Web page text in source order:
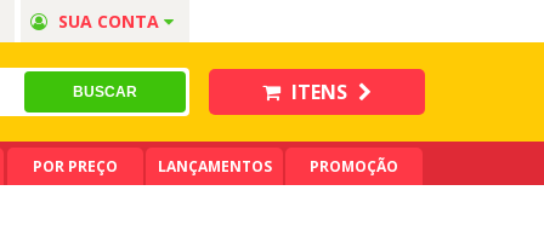
SUA CONTA
ITENS
POR PREÇO LANÇAMENTOS PROMOÇÃO